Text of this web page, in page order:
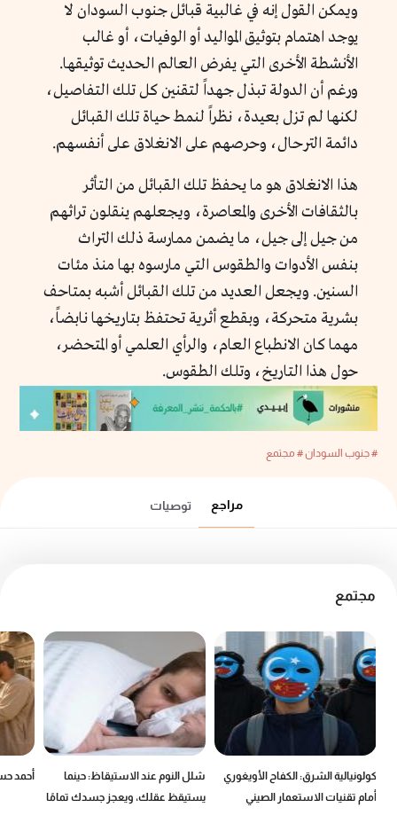
ويمكن القول إنه في غالبية قبائل جنوب السودان لا
يوجد اهتمام بتوثيق المواليد أو الوفيات، أو غالب
الأنشطة الأخرى التي يفرض العالم الحديث توثيقها.
ورغم أن الدولة تبذل جهداً لتقنين كل تلك التفاصيل،
لكنها لم تزل بعيدة، نظراً لنمط حياة تلك القبائل
دائمة الترحال، وحرصهم على الانغلاق على أنفسهم.
هذا الانغلاق هو ما يحفظ تلك القبائل من التأثر
بالثقافات الأخرى والمعاصرة، ويجعلهم ينقلون تراثهم
من جيل إلى جيل، ما يضمن ممارسة ذلك التراث
بنفس الأدوات والطقوس التي مارسوه بها منذ مئات
السنين. ويجعل العديد من تلك القبائل أشبه بمتاحف
بشرية متحركة، وبقطع أثرية تحتفظ بتاريخها نابضاً،
مهما كان الانطباع العام، والرأي العلمي أو المتحضر،
حول هذا التاريخ، وتلك الطقوس.
# جنوب السودان# مجتمع
مراجع توصيات
مجتمع
كولونيالية الشرق: الكفاح الأويغوري
أمام تقنيات الاستعمار الصيني
شلل النوم عند الاستيقاظ: حينما
يستيقظ عقلك، ويعجز جسدك تمامًا
أحمد